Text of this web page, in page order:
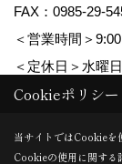
FAX：0985-29-
＜営業時間＞
＜定休日＞水曜日
Copyright (c) TOYO
Produced byゴデス
Cookieポリシー
当サイトではCookieを
Cookieの使用に関する